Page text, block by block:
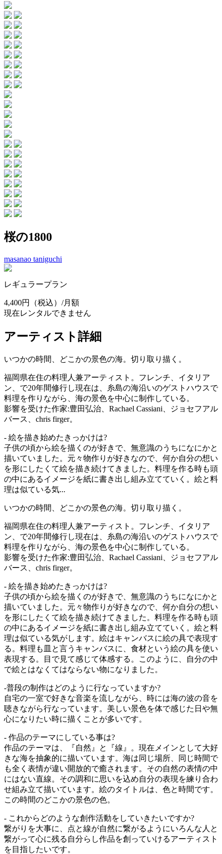
桜の1800
masanao taniguchi
レギュラープラン
4,400円
（税込）/月額
現在レンタルできません
アーティスト詳細
いつかの時間、どこかの景色の海。切り取り描く。
福岡県在住の料理人兼アーティスト。フレンチ、イタリア
ン、で20年間修行し現在は、糸島の海沿いのゲストハウスで
料理を作りながら、海の景色を中心に制作している。
影響を受けた作家:豊田弘治、Rachael Cassiani、ジョセフアル
バース、chris firger。
- 絵を描き始めたきっかけは?
子供の頃から絵を描くのが好きで、無意識のうちになにかと
描いていました。元々物作りが好きなので、何か自分の想い
を形にしたくて絵を描き続けてきました。料理を作る時も頭
の中にあるイメージを紙に書き出し組み立てていく。絵と料
理は似ている気...
いつかの時間、どこかの景色の海。切り取り描く。
福岡県在住の料理人兼アーティスト。フレンチ、イタリア
ン、で20年間修行し現在は、糸島の海沿いのゲストハウスで
料理を作りながら、海の景色を中心に制作している。
影響を受けた作家:豊田弘治、Rachael Cassiani、ジョセフアル
バース、chris firger。
- 絵を描き始めたきっかけは?
子供の頃から絵を描くのが好きで、無意識のうちになにかと
描いていました。元々物作りが好きなので、何か自分の想い
を形にしたくて絵を描き続けてきました。料理を作る時も頭
の中にあるイメージを紙に書き出し組み立てていく。絵と料
理は似ている気がします。絵はキャンバスに絵の具で表現す
る。料理も皿と言うキャンバスに、食材という絵の具を使い
表現する。目で見て感じて体感する。このように、自分の中
で絵とはなくてはならない物になりました。
-普段の制作はどのように行なっていますか?
自宅の一室で好きな音楽を流しながら、時には海の波の音を
聴きながら行なっています。美しい景色を体で感じた日や無
心になりたい時に描くことが多いです。
- 作品のテーマにしている事は?
作品のテーマは、『自然』と『線』。現在メインとして大好
きな海を抽象的に描いています。海は同じ場所、同じ時間で
も全く表情が違い開放的で癒されます。その自然の表情の中
にはない直線。その調和に思いを込め自分の表現を練り合わ
せ組み立て描いています。絵のタイトルは、色と時間です。
この時間のどこかの景色の色。
- これからどのような創作活動をしていきたいですか?
繋がりを大事に、点と線が自然に繋がるようにいろんな人と
繋がって心に残る自分らし作品を創っていけるアーティスト
を目指したいです。